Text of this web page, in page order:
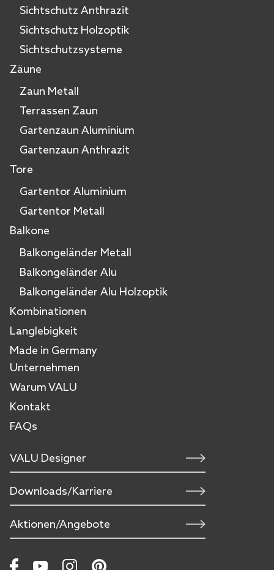
Sichtschutz Anthrazit
Sichtschutz Holzoptik
Sichtschutzsysteme
Zäune
Zaun Metall
Terrassen Zaun
Gartenzaun Aluminium
Gartenzaun Anthrazit
Tore
Gartentor Aluminium
Gartentor Metall
Balkone
Balkongeländer Metall
Balkongeländer Alu
Balkongeländer Alu Holzoptik
Kombinationen
Langlebigkeit
Made in Germany
Unternehmen
Warum VALU
Kontakt
FAQs
VALU Designer
Downloads/Karriere
Aktionen/Angebote